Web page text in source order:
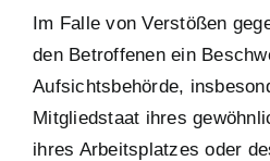
Im Falle von Verstößen
den Betroffenen ein
Aufsichtsbehörde,
Mitgliedstaat ihres
ihres Arbeitsplatzes oder